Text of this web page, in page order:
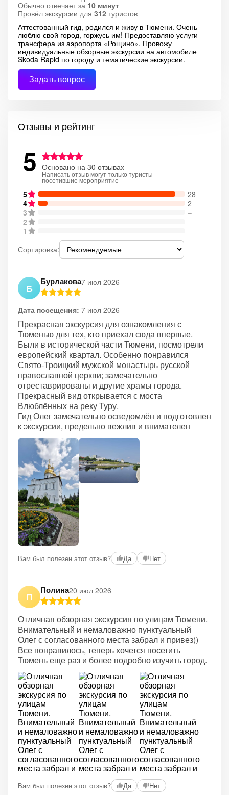
Обычно отвечает за 10 минут
Провёл экскурсии для 312 туристов
Аттестованный гид, родился и живу в Тюмени. Очень
люблю свой город, горжусь им! Предоставляю услуги
трансфера из аэропорта «Рощино». Провожу
индивидуальные обзорные экскурсии на автомобиле
Skoda Rapid по городу и тематические экскурсии.
Задать вопрос
Отзывы и рейтинг
5 Основано на 30 отзывах
Написать отзыв могут только туристы
посетившие мероприятие
5
28
4
2
3
–
2
–
1
–
Сортировка:
Б
Бурлакова7 июл 2026
Дата посещения: 7 июл 2026
Прекрасная экскурсия для ознакомления с
Тюменью для тех, кто приехал сюда впервые.
Были в исторической части Тюмени, посмотрели
европейский квартал. Особенно понравился
Свято-Троицкий мужской монастырь русской
православной церкви; замечательно
отреставрированы и другие храмы города.
Прекрасный вид открывается с моста
Влюблённых на реку Туру.
Гид Олег замечательно осведомлён и подготовлен
к экскурсии, предельно вежлив и внимателен
Вам был полезен этот отзыв? Да Нет
П
Полина20 июл 2026
Отличная обзорная экскурсия по улицам Тюмени.
Внимательный и немаловажно пунктуальный
Олег с согласованного места забрал и привез))
Все понравилось, теперь хочется посетить
Тюмень еще раз и более подробно изучить город.
Вам был полезен этот отзыв? Да Нет